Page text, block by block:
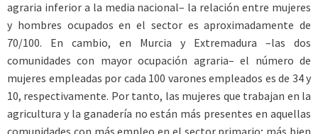
agraria inferior a la media nacional– la relación entre mujeres
y hombres ocupados en el sector es aproximadamente de
70/100. En cambio, en Murcia y Extremadura –las dos
comunidades con mayor ocupación agraria– el número de
mujeres empleadas por cada 100 varones empleados es de 34 y
10, respectivamente. Por tanto, las mujeres que trabajan en la
agricultura y la ganadería no están más presentes en aquellas
comunidades con más empleo en el sector primario; más bien